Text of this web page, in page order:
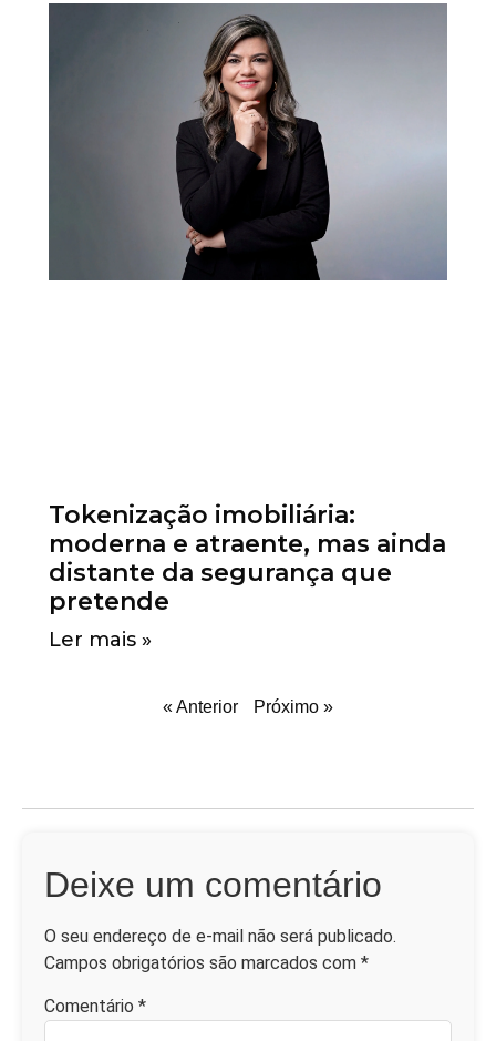
Tokenização imobiliária:
moderna e atraente, mas ainda
distante da segurança que
pretende
Ler mais »
« Anterior Próximo »
Deixe um comentário
O seu endereço de e-mail não será publicado.
Campos obrigatórios são marcados com *
Comentário *